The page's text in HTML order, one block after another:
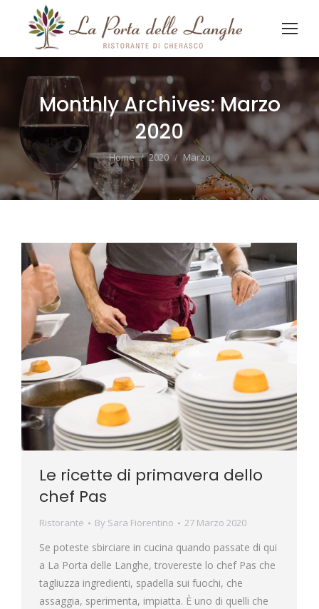
Monthly Archives:Marzo
2020
You are here:
Home 2020 Marzo
Le ricette di primavera dello
chef Pas
Ristorante By Sara Fiorentino 27 Marzo 2020
Se poteste sbirciare in cucina quando passate di qui
a La Porta delle Langhe, trovereste lo chef Pas che
tagliuzza ingredienti, spadella sui fuochi, che
assaggia, sperimenta, impiatta. È uno di quelli che